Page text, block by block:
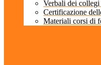
Verbali dei collegi
Certificazione
Materiali corsi di